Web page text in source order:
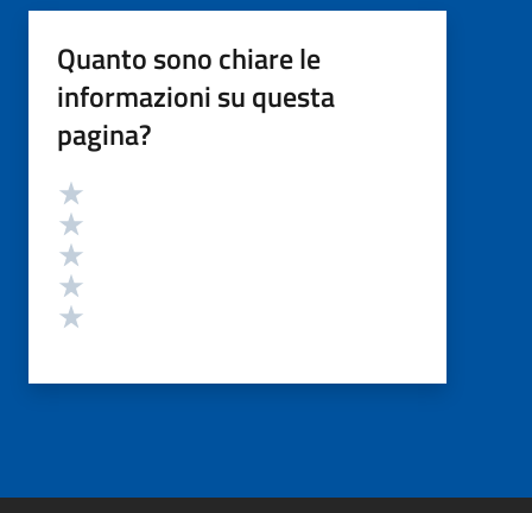
Quanto sono chiare le
informazioni su questa
pagina?
Valutazione